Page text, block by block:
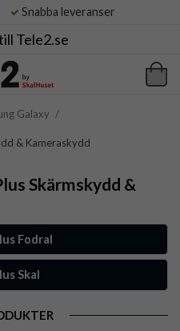
Snabba leveranser
Tele2.se
Galaxy /
& Kameraskydd
Skärmskydd &
Fodral
Skal